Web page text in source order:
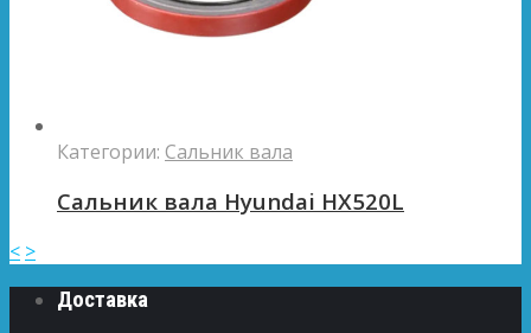
Категории: Сальник вала
Сальник вала Hyundai HX520L
< >
Доставка